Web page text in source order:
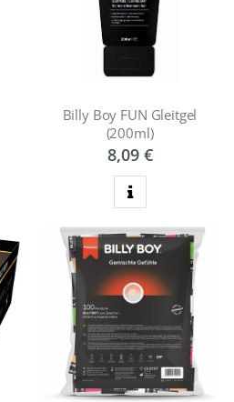
Billy Boy FUN Gleitgel
(200ml)
8,09 €